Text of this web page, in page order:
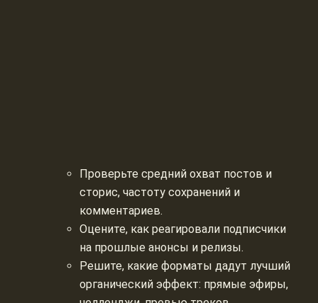
Проверьте средний охват постов и
сторис, частоту сохранений и
комментариев.
Оцените, как реагировали подписчики
на прошлые анонсы и релизы.
Решите, какие форматы дадут лучший
органический эффект: прямые эфиры,